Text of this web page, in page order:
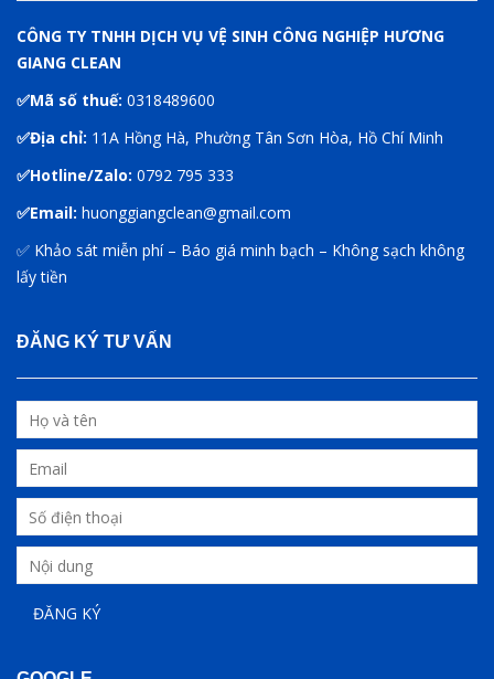
CÔNG TY TNHH DỊCH VỤ VỆ SINH CÔNG NGHIỆP HƯƠNG
GIANG CLEAN
✅Mã số thuế: 0318489600
✅Địa chỉ: 11A Hồng Hà, Phường Tân Sơn Hòa, Hồ Chí Minh
✅Hotline/Zalo: 0792 795 333
✅Email: huonggiangclean@gmail.com
✅ Khảo sát miễn phí – Báo giá minh bạch – Không sạch không
lấy tiền
ĐĂNG KÝ TƯ VẤN